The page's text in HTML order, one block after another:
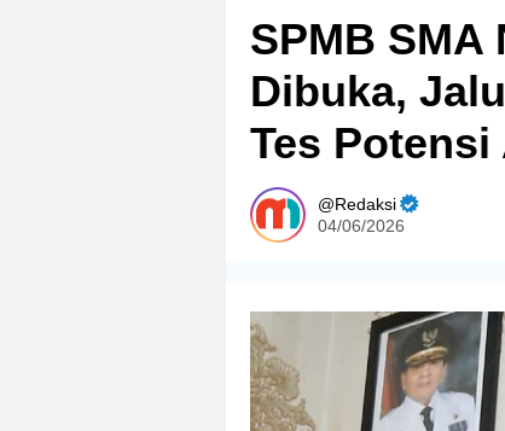
SPMB
Dibuka,
Tes
Redaksi
04/06/2026